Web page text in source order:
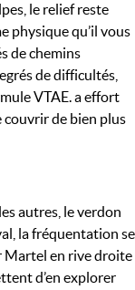
le relief reste
physique qu’il vous
de chemins
de difficultés,
VTAE. a effort
couvrir de bien plus
autres, le verdon
la fréquentation se
Martel en rive droite
d’en explorer